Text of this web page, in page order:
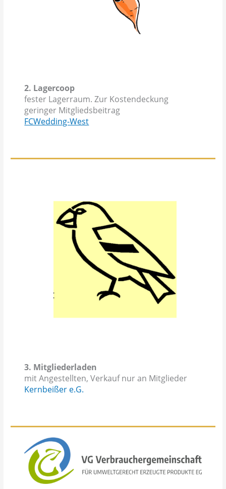
2. Lagercoop
fester Lagerraum. Zur Kostendeckung
geringer Mitgliedsbeitrag
FCWedding-West
3. Mitgliederladen
mit Angestellten, Verkauf nur an Mitglieder
Kernbeißer e.G.